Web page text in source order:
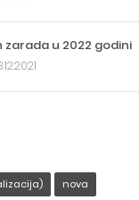
zarada u 2022 godini
nova